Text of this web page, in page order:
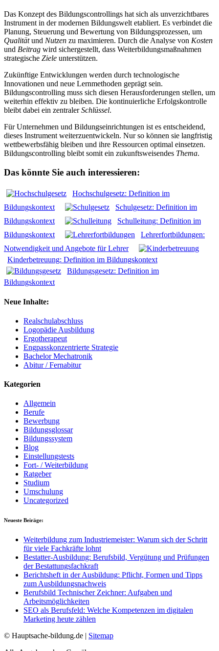
Das Konzept des Bildungscontrollings hat sich als unverzichtbares
Instrument in der modernen Bildungswelt etabliert. Es verbindet die
Planung, Steuerung und Bewertung von Bildungsprozessen, um
Qualitätund Nutzen zu maximieren. Durch die Analyse von Kosten
und Beitrag wird sichergestellt, dass Weiterbildungsmaßnahmen
strategische Ziele unterstützen.
Zukünftige Entwicklungen werden durch technologische
Innovationen und neue Lernmethoden geprägt sein.
Bildungscontrolling muss sich diesen Herausforderungen stellen, um
weiterhin effektiv zu bleiben. Die kontinuierliche Erfolgskontrolle
bleibt dabei ein zentralerSchlüssel.
Für Unternehmen und Bildungseinrichtungen ist es entscheidend,
dieses Instrument weiterzuentwickeln. Nur so können sie langfristig
wettbewerbsfähig bleiben und ihre Ressourcen optimal einsetzen.
Bildungscontrolling bleibt somit ein zukunftsweisendes Thema.
Das könnte Sie auch interessieren:
Hochschulgesetz: Definition im
Bildungskontext
Schulgesetz: Definition im
Bildungskontext
Schulleitung: Definition im
Bildungskontext
Lehrerfortbildungen:
Notwendigkeit und Angebote für Lehrer
Kinderbetreuung: Definition im Bildungskontext
Bildungsgesetz: Definition im
Bildungskontext
Neue Inhalte:
Realschulabschluss
Logopädie Ausbildung
Ergotherapeut
Engpasskonzentrierte Strategie
Bachelor Mechatronik
Abitur / Fernabitur
Kategorien
Allgemein
Berufe
Bewerbung
Bildungsglossar
Bildungssystem
Blog
Einstellungstests
Fort- / Weiterbildung
Ratgeber
Studium
Umschulung
Uncategorized
Neueste Beiräge:
Weiterbildung zum Industriemeister: Warum sich der Schritt
für viele Fachkräfte lohnt
Bestatter-Ausbildung: Berufsbild, Vergütung und Prüfungen
der Bestattungsfachkraft
Berichtsheft in der Ausbildung: Pflicht, Formen und Tipps
zum Ausbildungsnachweis
Berufsbild Technischer Zeichner: Aufgaben und
Arbeitsmöglichkeiten
SEO als Berufsfeld: Welche Kompetenzen im digitalen
Marketing heute zählen
© Hauptsache-bildung.de | Sitemap